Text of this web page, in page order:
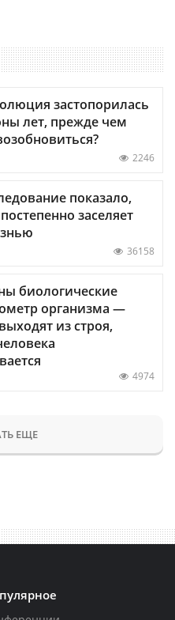
застопорилась
лет, прежде чем
2246
показало,
заселяет
36158
биологические
организма —
из строя,
4974
ЕЩЕ